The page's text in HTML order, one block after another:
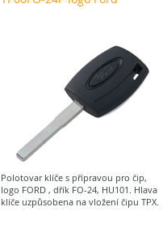
Polotovar klíče s přípravou pro čip,
logo FORD , dřík FO-24, HU101. Hlava
klíče uzpůsobena na vložení čipu TPX.